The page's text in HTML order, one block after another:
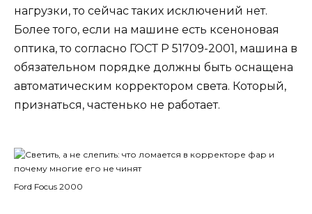
нагрузки, то сейчас таких исключений нет.
Более того, если на машине есть ксеноновая
оптика, то согласно ГОСТ Р 51709-2001, машина в
обязательном порядке должны быть оснащена
автоматическим корректором света. Который,
признаться, частенько не работает.
Ford Focus 2000